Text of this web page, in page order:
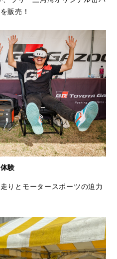
販売！
験
りとモータースポーツの迫力